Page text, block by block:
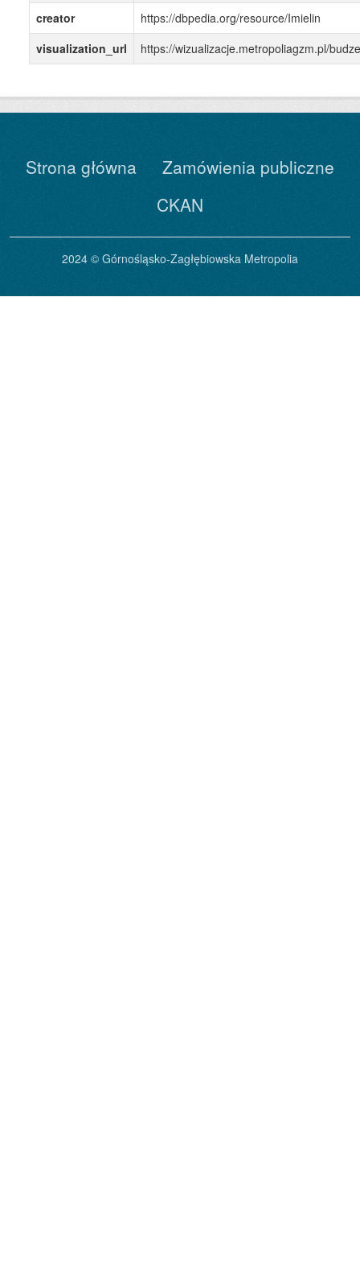
creator
https://dbpedia.org/resource/Imielin
visualization_url
https://wizualizacje.metropoliagzm.pl/
Strona główna
Zamówienia publiczne
CKAN
2024 © Górnośląsko-Zagłębiowska Metropolia